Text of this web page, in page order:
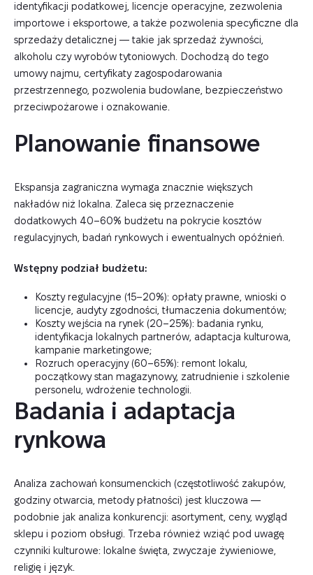
identyfikacji podatkowej, licencje operacyjne, zezwolenia
importowe i eksportowe, a także pozwolenia specyficzne dla
sprzedaży detalicznej — takie jak sprzedaż żywności,
alkoholu czy wyrobów tytoniowych. Dochodzą do tego
umowy najmu, certyfikaty zagospodarowania
przestrzennego, pozwolenia budowlane, bezpieczeństwo
przeciwpożarowe i oznakowanie.
Planowanie finansowe
Ekspansja zagraniczna wymaga znacznie większych
nakładów niż lokalna. Zaleca się przeznaczenie
dodatkowych 40–60% budżetu na pokrycie kosztów
regulacyjnych, badań rynkowych i ewentualnych opóźnień.
Wstępny podział budżetu:
Koszty regulacyjne (15–20%): opłaty prawne, wnioski o
licencje, audyty zgodności, tłumaczenia dokumentów;
Koszty wejścia na rynek (20–25%): badania rynku,
identyfikacja lokalnych partnerów, adaptacja kulturowa,
kampanie marketingowe;
Rozruch operacyjny (60–65%): remont lokalu,
początkowy stan magazynowy, zatrudnienie i szkolenie
personelu, wdrożenie technologii.
Badania i adaptacja
rynkowa
Analiza zachowań konsumenckich (częstotliwość zakupów,
godziny otwarcia, metody płatności) jest kluczowa —
podobnie jak analiza konkurencji: asortyment, ceny, wygląd
sklepu i poziom obsługi. Trzeba również wziąć pod uwagę
czynniki kulturowe: lokalne święta, zwyczaje żywieniowe,
religię i język.